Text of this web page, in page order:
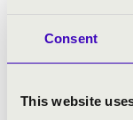
Consent
This website